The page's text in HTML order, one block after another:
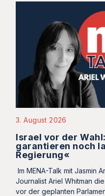
3. August 2026
Israel vor der
garantieren noch
Regierung«
Im MENA-Talk mit Jasmin
Journalist Ariel Whitman
vor der geplanten